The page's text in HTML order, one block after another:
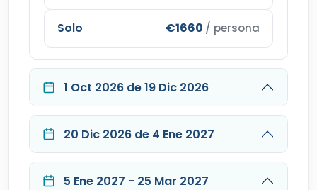
Solo €1660 / persona
1 Oct 2026 de 19 Dic 2026
20 Dic 2026 de 4 Ene 2027
5 Ene 2027 - 25 Mar 2027